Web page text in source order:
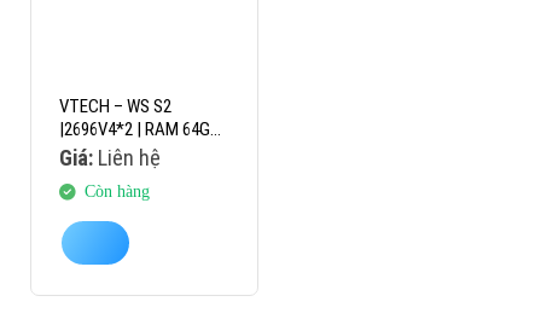
VTECH – WS S2
|2696V4*2 | RAM 64GB |
GTX 1650 4GB
Giá:Liên hệ
Còn hàng